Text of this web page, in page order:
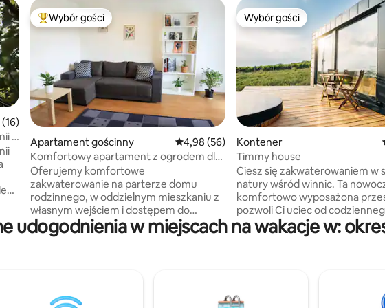
ocena: 5 na 5, liczba recenzji: 16
(16)
u
Najpopularniejsze z kategorii Wybór gości
Wybór gości
Apartament gościnny Średnia ocena: 4,98 na 5, liczba recenzji: 56
4,98 (56)
Komfortowy apartament z ogrodem dla
ptaków
Oferujemy komfortowe
zakwaterowanie na parterze domu
rodzinnego, w oddzielnym mieszkaniu z
własnym wejściem i dostępem do
ogrodu. Przyjemne siedzenie na tarasie i
w ogrodzie. Ciesz się niezakłóconą
komunikacji miejskiej – 10 minut do
Wybór gości
Wybór gości
Kontener
Timmy house
Ciesz się zakwaterowaniem w
natury wśród winnic. Ta
komfortowo wyposażona
pozwoli Ci uciec od
a jednocześnie cieszyć się
widokiem na okolicę. Do
aby zapewnić sobie
Dla maksymalnego relaksu w
udogodnienia w miejscach na wakacje w: